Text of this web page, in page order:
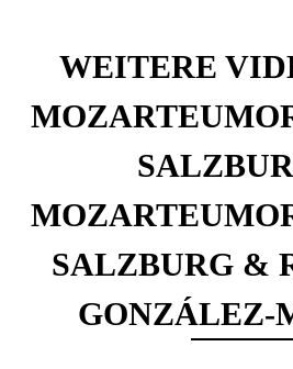
WEITERE
SALZBURG &
GONZÁLEZ-